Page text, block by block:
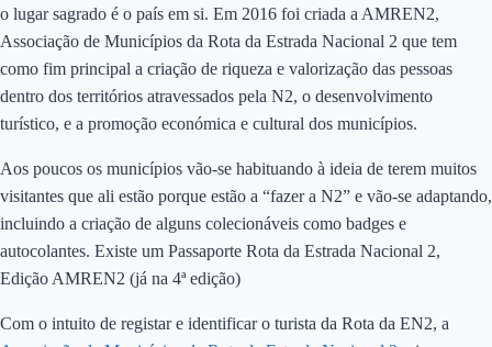
o lugar sagrado é o país em si. Em 2016 foi criada a AMREN2,
Associação de Municípios da Rota da Estrada Nacional 2 que tem
como fim principal a criação de riqueza e valorização das pessoas
dentro dos territórios atravessados pela N2, o desenvolvimento
turístico, e a promoção económica e cultural dos municípios.
Aos poucos os municípios vão-se habituando à ideia de terem muitos
visitantes que ali estão porque estão a “fazer a N2” e vão-se adaptando,
incluindo a criação de alguns colecionáveis como badges e
autocolantes. Existe um Passaporte Rota da Estrada Nacional 2,
Edição AMREN2 (já na 4ª edição)
Com o intuito de registar e identificar o turista da Rota da EN2, a